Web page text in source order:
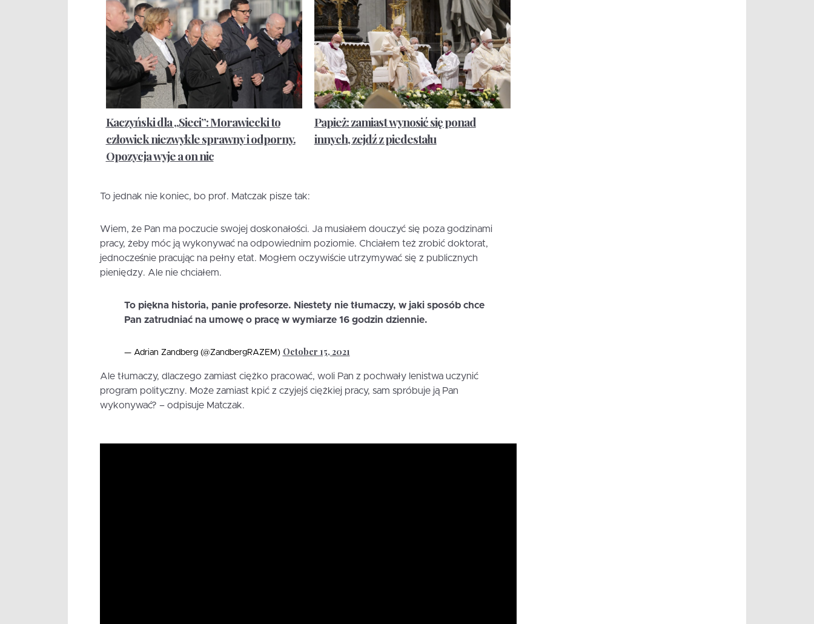
Kaczyński dla „Sieci”: Morawiecki to
człowiek niezwykle sprawny i odporny.
Opozycja wyje a on nic
Papież: zamiast wynosić się ponad
innych, zejdź z piedestału
To jednak nie koniec, bo prof. Matczak pisze tak:
Wiem, że Pan ma poczucie swojej doskonałości. Ja musiałem douczyć się poza godzinami
pracy, żeby móc ją wykonywać na odpowiednim poziomie. Chciałem też zrobić doktorat,
jednocześnie pracując na pełny etat. Mogłem oczywiście utrzymywać się z publicznych
pieniędzy. Ale nie chciałem.
To piękna historia, panie profesorze. Niestety nie tłumaczy, w jaki sposób chce
Pan zatrudniać na umowę o pracę w wymiarze 16 godzin dziennie.
— Adrian Zandberg (@ZandbergRAZEM) October 15, 2021
Ale tłumaczy, dlaczego zamiast ciężko pracować, woli Pan z pochwały lenistwa uczynić
program polityczny. Może zamiast kpić z czyjejś ciężkiej pracy, sam spróbuje ją Pan
wykonywać? – odpisuje Matczak.